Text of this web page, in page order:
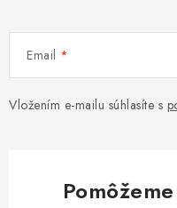
Email
Vložením e-mailu súhlasíte s